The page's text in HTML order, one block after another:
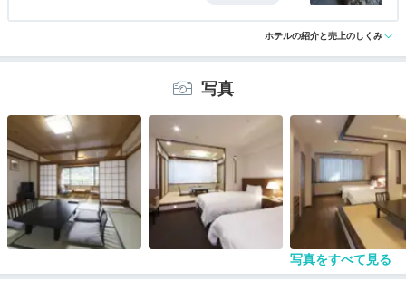
箱物立派なのにあんな人が受付にいたら台無しやな
と思った。ちなみにお風呂出たら受付には違う男性
がいた。笑顔で会釈してくれた。変な人だけにあた
るとそこの施設のイメージ最悪だなと思った。ちな
みにお湯は温泉感はあまりなかったですが脱衣所な
どは綺麗でした。
アクセス 3.0 コスパ 3.0 客室 評価なし 接客対応 1.0 風呂 2.0
ホテルの紹介と売上のしくみ
写真
写真をすべて見る